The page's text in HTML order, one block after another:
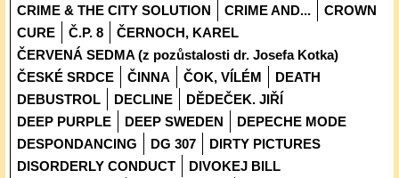
CRIME & THE CITY SOLUTION
CRIME AND...
CROWN
CURE
Č.P. 8
ČERNOCH, KAREL
ČERVENÁ SEDMA (z pozůstalosti dr. Josefa Kotka)
ČESKÉ SRDCE
ČINNA ČOK, VÍLÉM
DEATH
DEBUSTROL
DECLINE
DĚDEČEK. JIŘÍ
DEEP PURPLE
DEEP SWEDEN
DEPECHE MODE
DESPONDANCING
DG 307
DIRTY PICTURES
DISORDERLY CONDUCT
DIVOKEJ BILL